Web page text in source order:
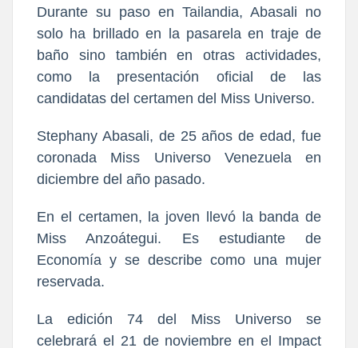
Durante su paso en Tailandia, Abasali no
solo ha brillado en la pasarela en traje de
baño sino también en otras actividades,
como la presentación oficial de las
candidatas del certamen del Miss Universo.
Stephany Abasali, de 25 años de edad, fue
coronada Miss Universo Venezuela en
diciembre del año pasado.
En el certamen, la joven llevó la banda de
Miss Anzoátegui. Es estudiante de
Economía y se describe como una mujer
reservada.
La edición 74 del Miss Universo se
celebrará el 21 de noviembre en el Impact